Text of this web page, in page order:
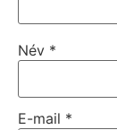
Név *
E-mail *